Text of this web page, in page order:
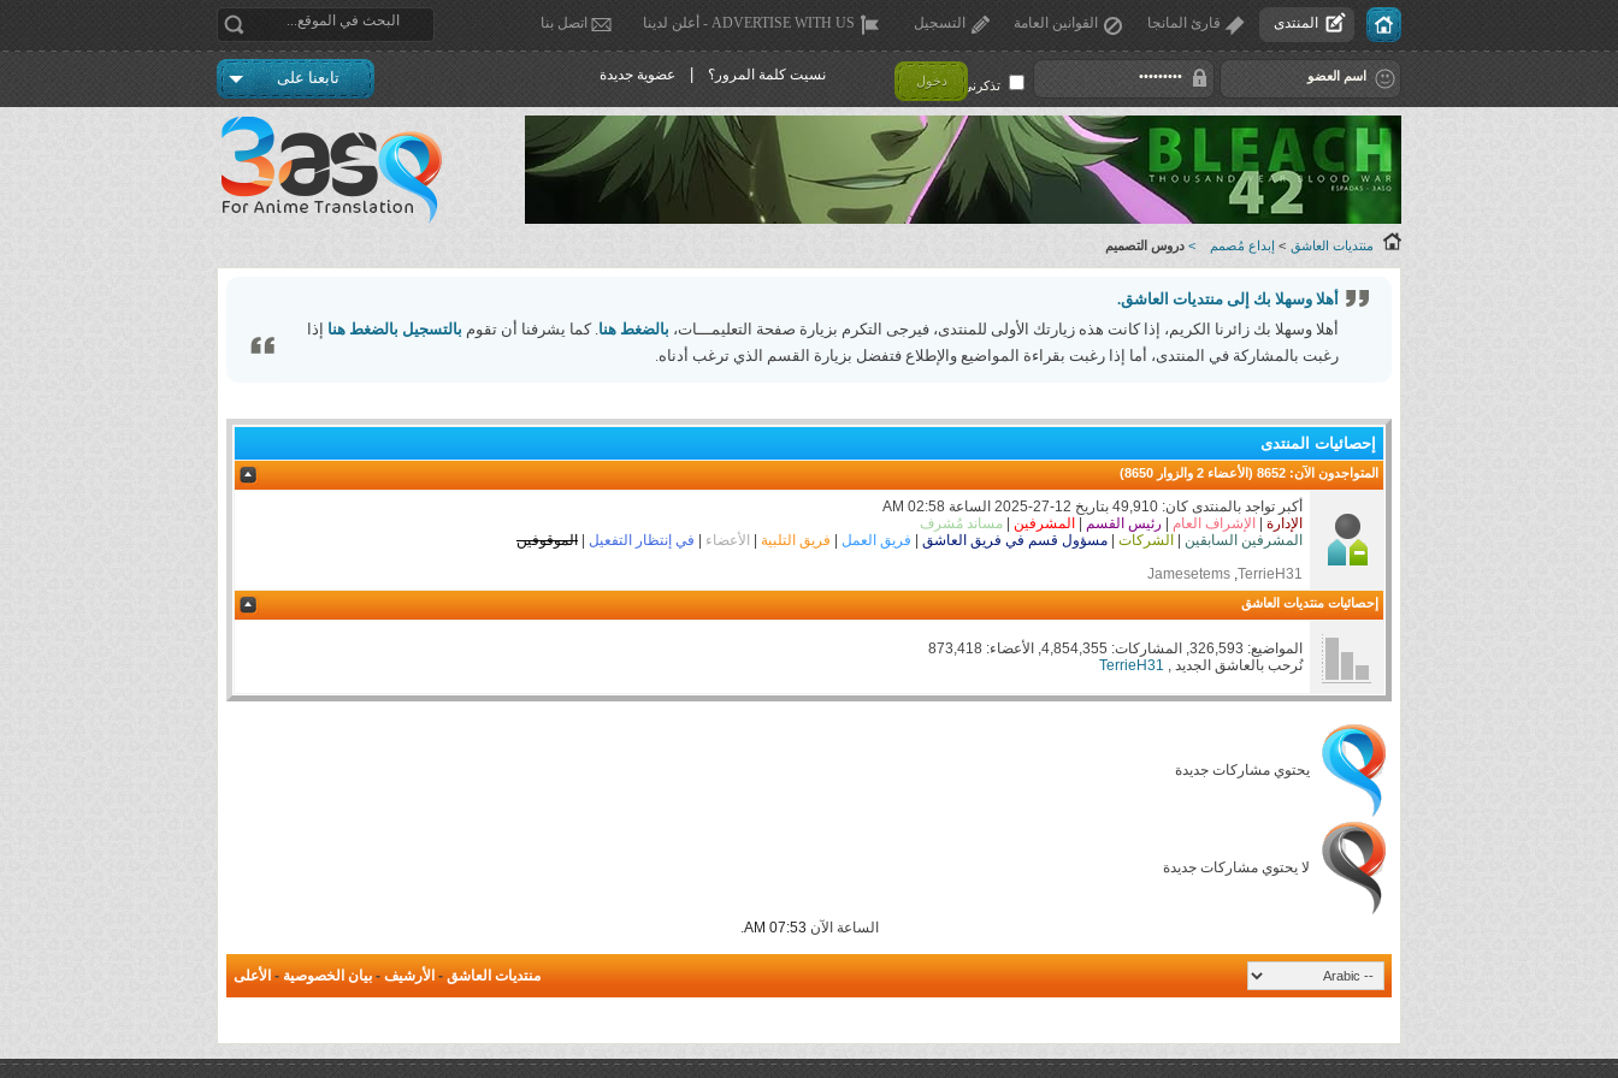
المنتدى قارئ المانجا القوانين العامة التسجيل ADVERTISE WITH US - أعلن لدينا اتصل بنا
تذكرني ! دخول نسيت كلمة المرور؟ عضوية جديدة تابعنا على
منتديات العاشق > إبداع مُصمم > دروس التصميم
أهلا وسهلا بك إلى منتديات العاشق.
أهلا وسهلا بك زائرنا الكريم، إذا كانت هذه زيارتك الأولى للمنتدى، فيرجى التكرم بزيارة صفحة التعليمـــات، بالضغط هنا. كما يشرفنا أن تقوم بالتسجيل بالضغط هنا إذا
رغبت بالمشاركة في المنتدى، أما إذا رغبت بقراءة المواضيع والإطلاع فتفضل بزيارة القسم الذي ترغب أدناه.
إحصائيات المنتدى
المتواجدون الآن: 8652 (الأعضاء 2 والزوار 8650)
أكبر تواجد بالمنتدى كان: 49,910 بتاريخ 12-27-2025 الساعة 02:58 AM
الإدارة
الإشراف العام رئيس القسم المشرفين
مساند مُشرف
المشرفين السابقين
الشركات مسؤول قسم في فريق العاشق فريق العمل فريق التلبية الأعضاء في إنتظار التفعيل
الموقوفين
TerrieH31
, ‏
Jamesetems
إحصائيات منتديات العاشق
المواضيع: 326,593, المشاركات: 4,854,355, الأعضاء: 873,418
نُرحب بالعاشق الجديد , TerrieH31
يحتوي مشاركات جديدة
لا يحتوي مشاركات جديدة
الساعة الآن 07:53 AM
.
منتديات العاشق - الأرشيف - بيان الخصوصية - الأعلى